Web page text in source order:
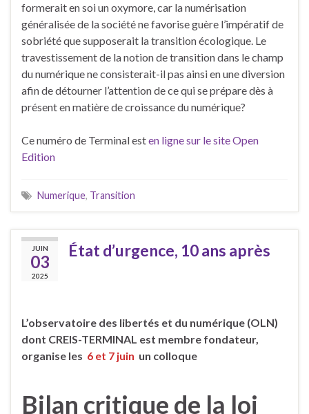
formerait en soi un oxymore, car la numérisation
généralisée de la société ne favorise guère l’impératif de
sobriété que supposerait la transition écologique. Le
travestissement de la notion de transition dans le champ
du numérique ne consisterait-il pas ainsi en une diversion
afin de détourner l’attention de ce qui se prépare dès à
présent en matière de croissance du numérique?
Ce numéro de Terminal esten ligne sur le site Open
Edition
Numerique, Transition
JUIN
03
2025
État d’urgence, 10 ans après
L’observatoire des libertés et du numérique (OLN)
dont CREIS-TERMINAL est membre fondateur,
organise les 6 et 7 juin un colloque
Bilan critique de la loi